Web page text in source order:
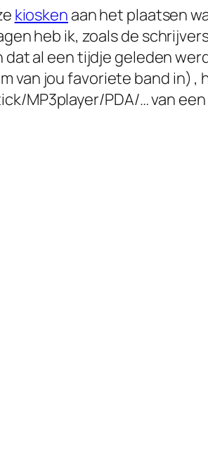
kiosken aan het plaatsen
heb ik, zoals de
dat al een tijdje geleden
van jou favoriete band in)
MP3player/PDA/… van een